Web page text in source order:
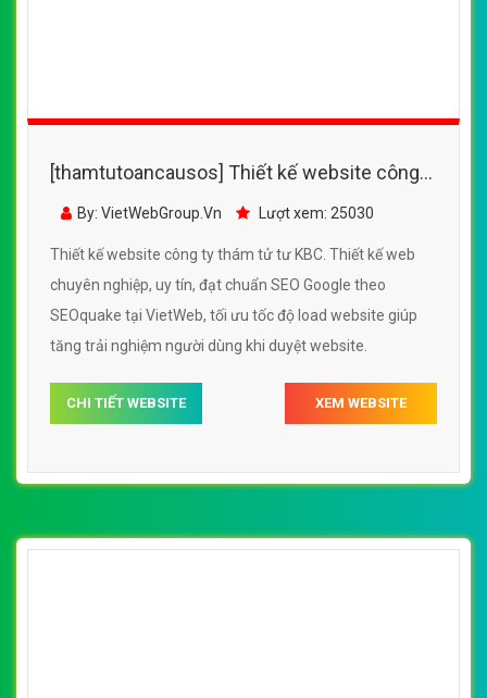
[thamtutoancausos] Thiết kế website công
ty thám tử tư KBC đẹp, chuyên nghiệp chuẩn
By: VietWebGroup.Vn Lượt xem: 25030
Thiết kế website công ty thám tử tư KBC. Thiết kế web
chuyên nghiệp, uy tín, đạt chuẩn SEO Google theo
SEOquake tại VietWeb, tối ưu tốc độ load website giúp
tăng trải nghiệm người dùng khi duyệt website.
CHI TIẾT WEBSITE XEM WEBSITE